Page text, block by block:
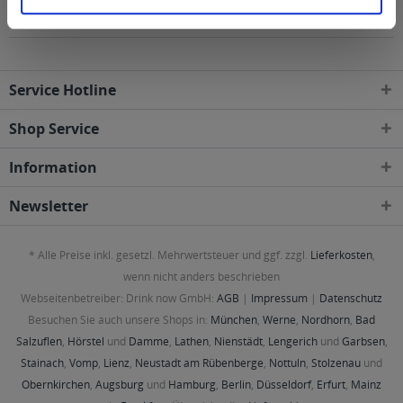
Postleitzahl-Gebieten geliefert
Service Hotline
Shop Service
Information
Newsletter
* Alle Preise inkl. gesetzl. Mehrwertsteuer und ggf. zzgl. Lieferkosten,
wenn nicht anders beschrieben
Webseitenbetreiber: Drink now GmbH: AGB | Impressum | Datenschutz
Besuchen Sie auch unsere Shops in: München, Werne, Nordhorn, Bad
Salzuflen, Hörstel und Damme, Lathen, Nienstädt, Lengerichund Garbsen,
Stainach, Vomp, Lienz, Neustadt am Rübenberge, Nottuln, Stolzenau und
Obernkirchen, Augsburg und Hamburg, Berlin, Düsseldorf, Erfurt, Mainz